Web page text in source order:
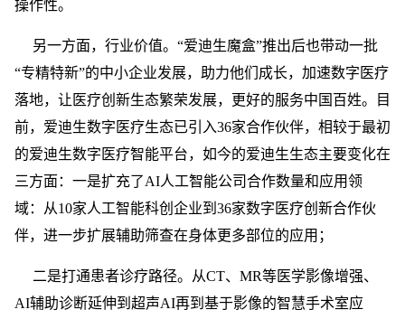
操作性。
另一方面，行业价值。“爱迪生魔盒”推出后也带动一批
“专精特新”的中小企业发展，助力他们成长，加速数字医疗
落地，让医疗创新生态繁荣发展，更好的服务中国百姓。目
前，爱迪生数字医疗生态已引入36家合作伙伴，相较于最初
的爱迪生数字医疗智能平台，如今的爱迪生生态主要变化在
三方面：一是扩充了AI人工智能公司合作数量和应用领
域：从10家人工智能科创企业到36家数字医疗创新合作伙
伴，进一步扩展辅助筛查在身体更多部位的应用；
二是打通患者诊疗路径。从CT、MR等医学影像增强、
AI辅助诊断延伸到超声AI再到基于影像的智慧手术室应